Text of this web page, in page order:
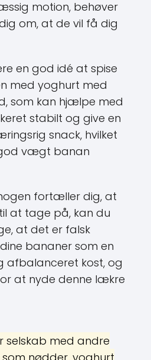
om, at de vil få dig
en god idé at spise
med yoghurt med
som kan hjælpe med
stabilt og give en
snack, hvilket
vægt banan
fortæller dig, at
at tage på, kan du
at det er falsk
bananer som en
afbalanceret kost, og
at nyde denne lækre
selskab med andre
nødder, yoghurt